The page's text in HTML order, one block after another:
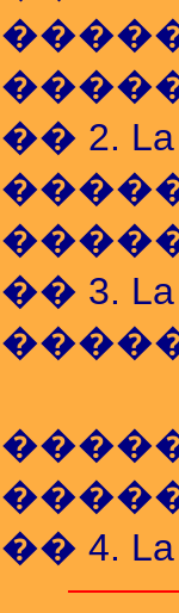
a.
b.
La
a.
b.
La
a.
b.
c.
La